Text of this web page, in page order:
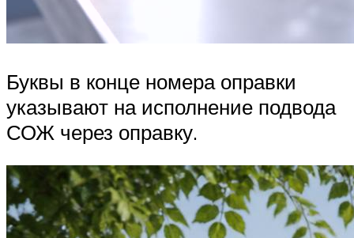
Буквы в конце номера оправки
указывают на исполнение подвода
СОЖ через оправку.